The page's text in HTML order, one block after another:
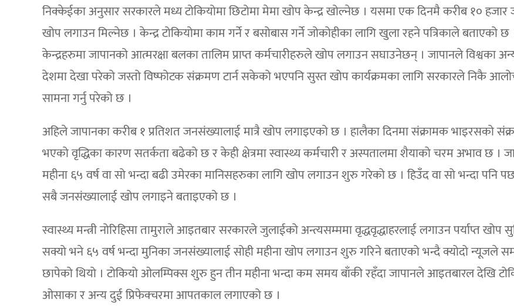
निक्केईका अनुसार सरकारले मध्य टोकियोमा छिटोमा मेमा खोप केन्द्र खोल्नेछ । यसमा एक दिनमै करीब १० हजार
खोप लगाउन मिल्नेछ । केन्द्र टोकियोमा काम गर्ने र बसोबास गर्ने जोकोहीका लागि खुला रहने पत्रिकाले बताएको छ
केन्द्रहरुमा जापानको आत्मरक्षा बलका तालिम प्राप्त कर्मचारीहरुले खोप लगाउन सघाउनेछन् । जापानले विश्वका
देशमा देखा परेको जस्तो विष्फोटक संक्रमण टार्न सकेको भएपनि सुस्त खोप कार्यक्रमका लागि सरकारले निकै
सामना गर्नु परेको छ ।
अहिले जापानका करीब १ प्रतिशत जनसंख्यालाई मात्रै खोप लगाइएको छ । हालैका दिनमा संक्रामक भाइरसको
भएको वृद्धिका कारण सतर्कता बढेको छ र केही क्षेत्रमा स्वास्थ्य कर्मचारी र अस्पतालमा शैयाको चरम अभाव छ ।
महीना ६५ वर्ष वा सो भन्दा बढी उमेरका मानिसहरुका लागि खोप लगाउन शुरु गरेको छ । हिउँद वा सो भन्दा पनि
सबै जनसंख्यालाई खोप लगाइने बताइएको छ ।
स्वास्थ्य मन्त्री नोरिहिसा तामुराले आइतबार सरकारले जुलाईको अन्त्यसम्ममा वृद्धवृद्धाहरलाई लगाउन पर्याप्त खोप
सक्यो भने ६५ वर्ष भन्दा मुनिका जनसंख्यालाई सोही महीना खोप लगाउन शुरु गरिने बताएको भन्दै क्योदो न्यूजले
छापेको थियो । टोकियो ओलम्पिक्स शुरु हुन तीन महीना भन्दा कम समय बाँकी रहँदा जापानले आइतबारल देखि
ओसाका र अन्य दुई प्रिफेक्चरमा आपतकाल लगाएको छ ।